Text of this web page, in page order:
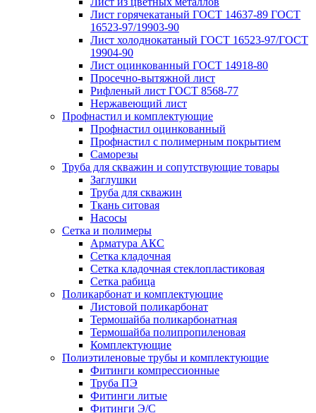
Лист горячекатаный ГОСТ 14637-89 ГОСТ
16523-97/19903-90
Лист холоднокатаный ГОСТ 16523-97/ГОСТ
19904-90
Лист оцинкованный ГОСТ 14918-80
Просечно-вытяжной лист
Рифленый лист ГОСТ 8568-77
Нержавеющий лист
Профнастил и комплектующие
Профнастил оцинкованный
Профнастил с полимерным покрытием
Саморезы
Труба для скважин и сопутствующие товары
Заглушки
Труба для скважин
Ткань ситовая
Насосы
Сетка и полимеры
Арматура АКС
Сетка кладочная
Сетка кладочная стеклопластиковая
Сетка рабица
Поликарбонат и комплектующие
Листовой поликарбонат
Термошайба поликарбонатная
Термошайба полипропиленовая
Комплектующие
Полиэтиленовые трубы и комплектующие
Фитинги компрессионные
Труба ПЭ
Фитинги литые
Фитинги Э/С